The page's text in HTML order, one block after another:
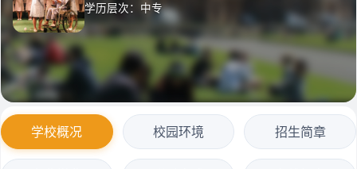
学历层次：中专
学校概况 校园环境 招生简章